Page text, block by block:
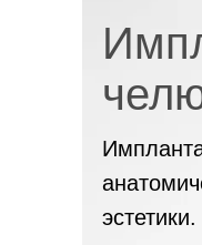
эстетики.